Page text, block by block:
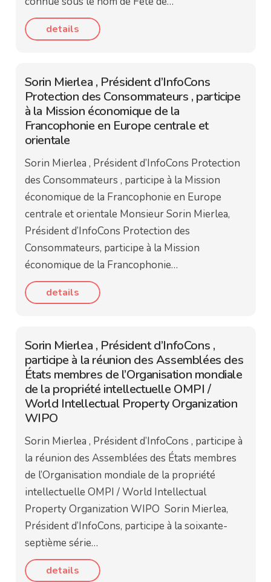
details
Sorin Mierlea , Président d’InfoCons
Protection des Consommateurs , participe
à la Mission économique de la
Francophonie en Europe centrale et
orientale
Sorin Mierlea , Président d’InfoCons Protection
des Consommateurs , participe à la Mission
économique de la Francophonie en Europe
centrale et orientale Monsieur Sorin Mierlea,
Président d’InfoCons Protection des
Consommateurs, participe à la Mission
économique de la Francophonie…
details
Sorin Mierlea , Président d’InfoCons ,
participe à la réunion des Assemblées des
États membres de l’Organisation mondiale
de la propriété intellectuelle OMPI /
World Intellectual Property Organization
WIPO
Sorin Mierlea , Président d’InfoCons , participe à
la réunion des Assemblées des États membres
de l’Organisation mondiale de la propriété
intellectuelle OMPI / World Intellectual
Property Organization WIPO Sorin Mierlea,
Président d’InfoCons, participe à la soixante-
septième série…
details